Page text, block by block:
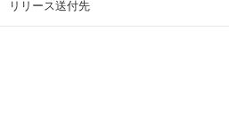
リリース送付先